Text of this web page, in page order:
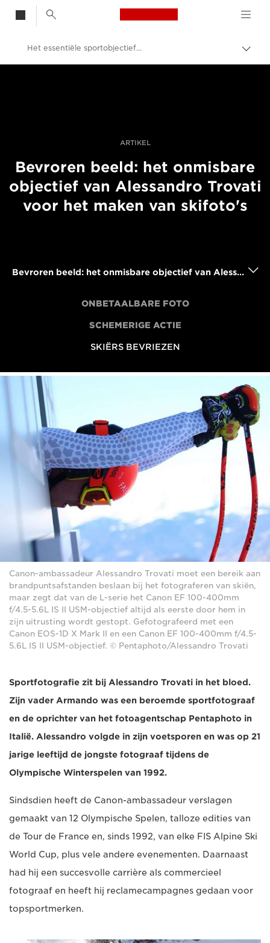
Canon Logo, back
in-/
Het essentiële sportobjectief van Alessandro Trovati
ARTIKEL
Bevroren beeld: het onmisbare
objectief van Alessandro Trovati
voor het maken van skifoto's
Bevroren beeld: het onmisbare objectief van Alessandro Trovati voor het maken van skifoto's
ONBETAALBARE FOTO
SCHEMERIGE ACTIE
SKIËRS BEVRIEZEN
Canon-ambassadeur Alessandro Trovati moet een bereik aan
brandpuntsafstanden beslaan bij het fotograferen van skiën,
maar zegt dat van de L-serie het Canon EF 100-400mm
f/4.5-5.6L IS II USM-objectief altijd als eerste door hem in
zijn uitrusting wordt gestopt. Gefotografeerd met een
Canon EOS-1D X Mark II en een Canon EF 100-400mm f/4.5-
5.6L IS II USM-objectief. © Pentaphoto/Alessandro Trovati
Sportfotografie zit bij Alessandro Trovati in het bloed.
Zijn vader Armando was een beroemde sportfotograaf
en de oprichter van het fotoagentschap Pentaphoto in
Italië. Alessandro volgde in zijn voetsporen en was op 21
jarige leeftijd de jongste fotograaf tijdens de
Olympische Winterspelen van 1992.
Sindsdien heeft de Canon-ambassadeur verslagen
gemaakt van 12 Olympische Spelen, talloze edities van
de Tour de France en, sinds 1992, van elke FIS Alpine Ski
World Cup, plus vele andere evenementen. Daarnaast
had hij een succesvolle carrière als commercieel
fotograaf en heeft hij reclamecampagnes gedaan voor
topsportmerken.